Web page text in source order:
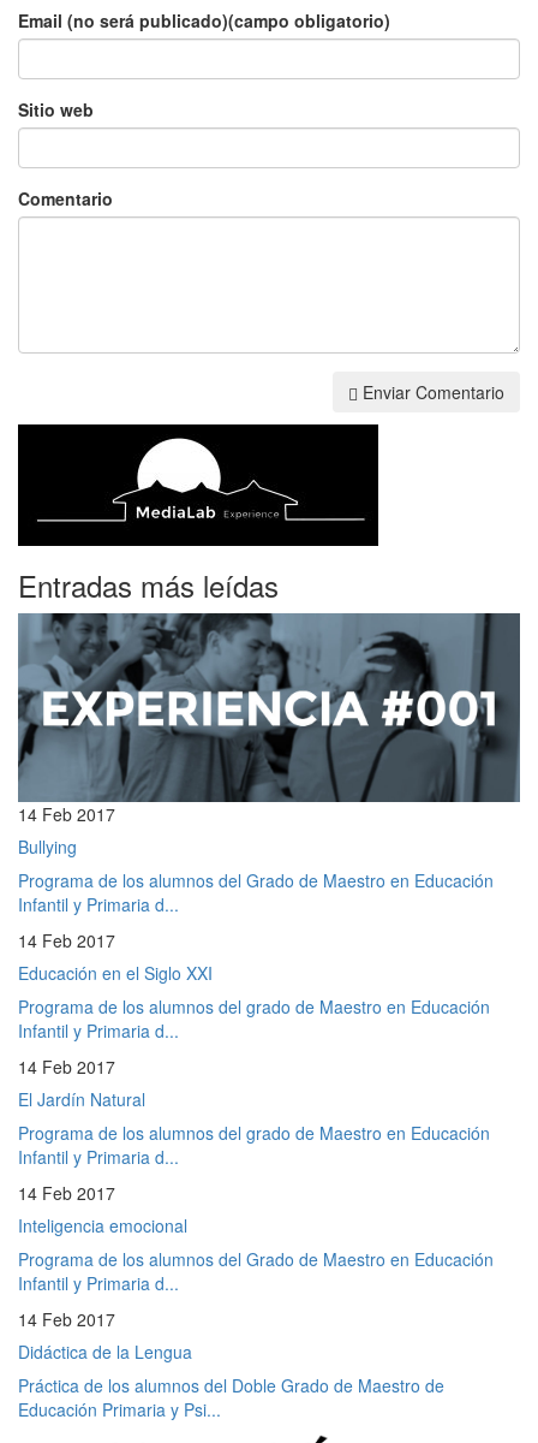
Email (no será publicado)(campo obligatorio)
Sitio web
Comentario
Enviar Comentario
Entradas más leídas
14 Feb 2017
Bullying
Programa de los alumnos del Grado de Maestro en Educación
Infantil y Primaria d...
14 Feb 2017
Educación en el Siglo XXI
Programa de los alumnos del grado de Maestro en Educación
Infantil y Primaria d...
14 Feb 2017
El Jardín Natural
Programa de los alumnos del grado de Maestro en Educación
Infantil y Primaria d...
14 Feb 2017
Inteligencia emocional
Programa de los alumnos del Grado de Maestro en Educación
Infantil y Primaria d...
14 Feb 2017
Didáctica de la Lengua
Práctica de los alumnos del Doble Grado de Maestro de
Educación Primaria y Psi...